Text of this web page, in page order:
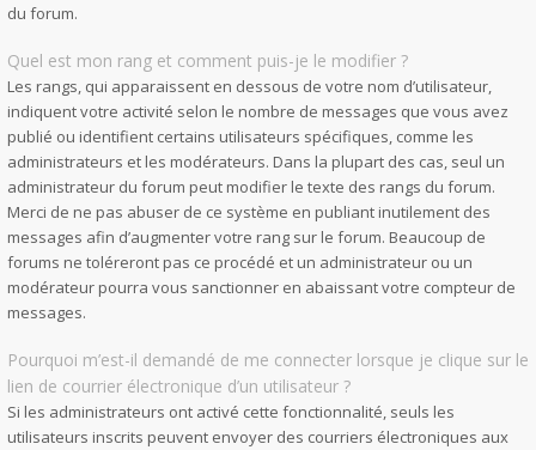
du forum.
Quel est mon rang et comment puis-je le modifier ?
Les rangs, qui apparaissent en dessous de votre nom d’utilisateur,
indiquent votre activité selon le nombre de messages que vous avez
publié ou identifient certains utilisateurs spécifiques, comme les
administrateurs et les modérateurs. Dans la plupart des cas, seul un
administrateur du forum peut modifier le texte des rangs du forum.
Merci de ne pas abuser de ce système en publiant inutilement des
messages afin d’augmenter votre rang sur le forum. Beaucoup de
forums ne toléreront pas ce procédé et un administrateur ou un
modérateur pourra vous sanctionner en abaissant votre compteur de
messages.
Pourquoi m’est-il demandé de me connecter lorsque je clique sur le
lien de courrier électronique d’un utilisateur ?
Si les administrateurs ont activé cette fonctionnalité, seuls les
utilisateurs inscrits peuvent envoyer des courriers électroniques aux